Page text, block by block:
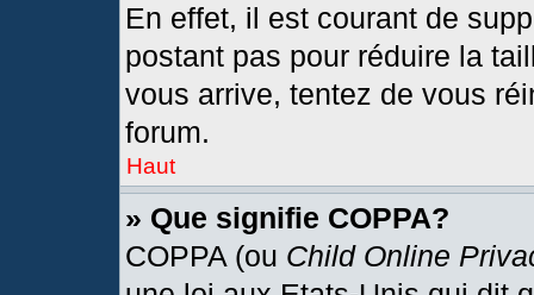
En effet, il est courant de
postant pas pour réduire la
vous arrive, tentez de vous
forum.
Haut
» Que signifie COPPA?
COPPA (ou Child Online